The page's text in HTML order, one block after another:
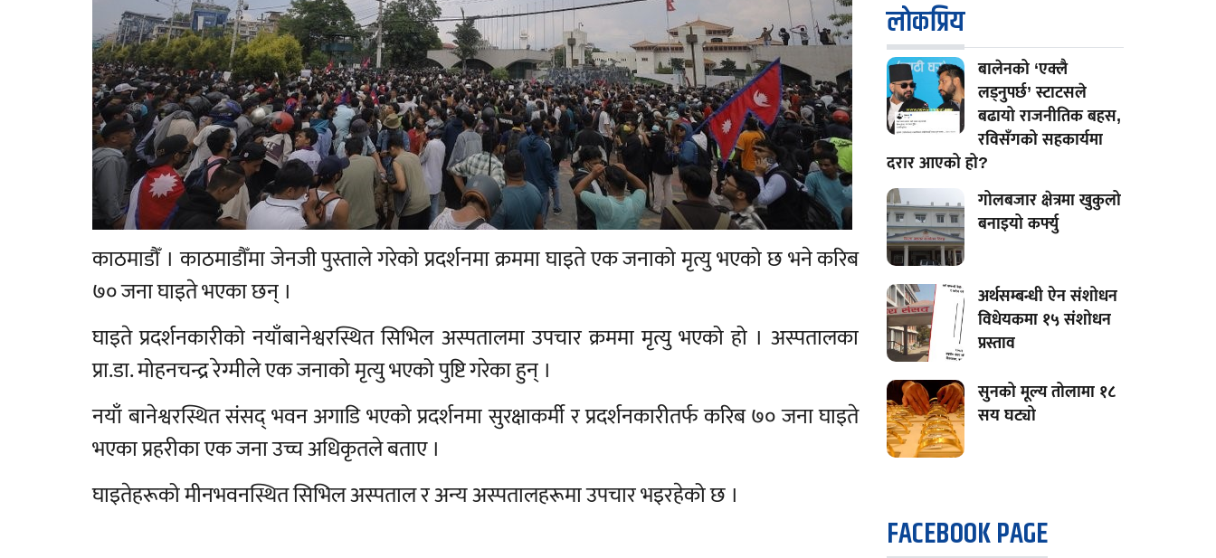
काठमाडौँ । काठमाडौँमा जेनजी पुस्ताले गरेको प्रदर्शनमा क्रममा घाइते एक जनाको मृत्यु भएको छ भने करिब
७० जना घाइते भएका छन् ।
घाइते प्रदर्शनकारीको नयाँबानेश्वरस्थित सिभिल अस्पतालमा उपचार क्रममा मृत्यु भएको हो । अस्पतालका
प्रा.डा. मोहनचन्द्र रेग्मीले एक जनाको मृत्यु भएको पुष्टि गरेका हुन् ।
नयाँ बानेश्वरस्थित संसद् भवन अगाडि भएको प्रदर्शनमा सुरक्षाकर्मी र प्रदर्शनकारीतर्फ करिब ७० जना घाइते
भएका प्रहरीका एक जना उच्च अधिकृतले बताए ।
घाइतेहरूको मीनभवनस्थित सिभिल अस्पताल र अन्य अस्पतालहरूमा उपचार भइरहेको छ ।
लाेकप्रिय
बालेनको ‘एक्लै
लड्नुपर्छ’ स्टाटसले
बढायो राजनीतिक बहस,
रविसँगको सहकार्यमा
दरार आएको हो?
गोलबजार क्षेत्रमा खुकुलो
बनाइयो कर्फ्यु
अर्थसम्बन्धी ऐन संशोधन
विधेयकमा १५ संशोधन
प्रस्ताव
सुनको मूल्य तोलामा १८
सय घट्यो
FACEBOOK PAGE